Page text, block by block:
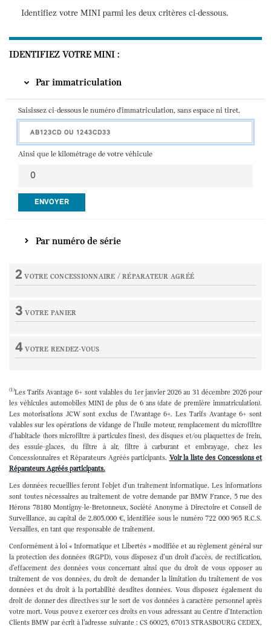
Identifiez votre MINI parmi les deux critères ci-dessous.
IDENTIFIEZ VOTRE MINI
Par immatriculation
Saisissez ci-dessous le numéro d'immatriculation, sans espace ni tiret.
Ainsi que le kilométrage de votre véhicule
ENVOYER
Par numéro de série
2 VOTRE CONCESSIONNAIRE / RÉPARATEUR AGRÉÉ
3 VOTRE PANIER
4 VOTRE RENDEZ-VOUS
(1)Les Tarifs Avantage 6+ sont valables du 1er janvier 2026 au 31 décembre 2026 pour
les véhicules automobiles MINI de plus de 6 ans (date de première immatriculation).
Les motorisations JCW sont exclus de l’Avantage 6+. Les Tarifs Avantage 6+ sont
valables sur les opérations de vidange de l’huile moteur, remplacement du microfiltre
d’habitacle (hors microfiltre à particules fines), des disques et/ou plaquettes de frein,
des essuie-glaces, du filtre à air, filtre à carburant et embrayage, chez les
Concessionnaires et Réparateurs Agréés participants. Voir la liste des Concessions et
Réparateurs Agréés participants.
Les données recueillies feront l'objet d'un traitement informatique. Les informations
sont toutes nécessaires au traitement de votre demande par BMW France, 5 rue des
Hérons 78180 Montigny-le-Bretonneux, Société Anonyme à Directoire et Conseil de
Surveillance, au capital de 2.805.000 €, identifiée sous le numéro 722 000 965 R.C.S.
Versailles, en tant que responsable de traitement.
Conformément à loi « Informatique et Libertés » modifiée et au règlement général sur
la protection des données (RGPD), vous disposez d’un droit d’accès, de rectification,
d’effacement des données vous concernant ainsi que du droit de vous opposer au
traitement de vos données, du droit de demander la limitation du traitement de vos
données et du droit à la portabilité desdites données. Vous disposez également du
droit de donner des directives sur le sort de vos données à caractère personnel après
votre mort. Vous pouvez exercer ces droits en vous adressant au Centre d’Interaction
Clients BMW par écrit à l’adresse suivante : CS 60025, 67013 STRASBOURG CEDEX,